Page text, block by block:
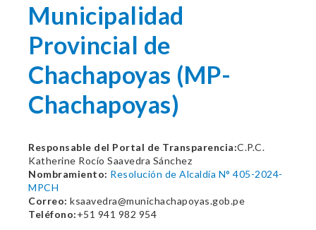
Municipalidad
Provincial de
Chachapoyas (MP-
Chachapoyas)
Responsable del Portal de Transparencia:C.P.C.
Katherine Rocío Saavedra Sánchez
Nombramiento: Resolución de Alcaldía N° 405-2024-
MPCH
Correo: ksaavedra@munichachapoyas.gob.pe
Teléfono:+51 941 982 954